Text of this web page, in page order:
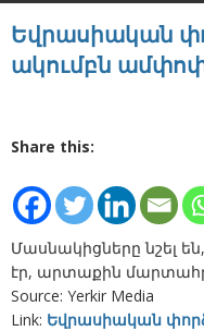
Եվրասիական
ակումբն
Share this:
Մասնակիցները նշել
էր, արտաքին
Source: Yerkir Media
Link: Եվրասիական